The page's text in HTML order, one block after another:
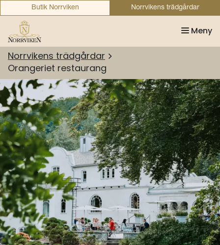
Butik Norrviken Norrvikens trädgårdar
Meny
Norrvikens trädgårdar
Orangeriet restaurang